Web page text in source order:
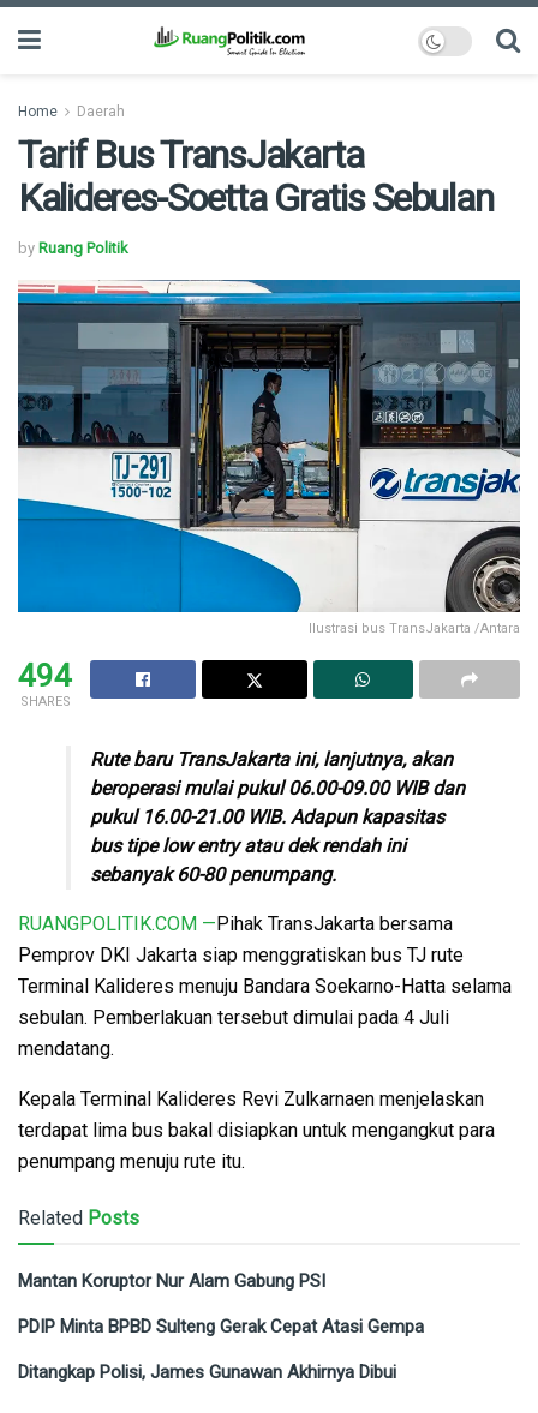
Home Daerah
Tarif Bus TransJakarta
Kalideres-Soetta Gratis Sebulan
by Ruang Politik
Ilustrasi bus TransJakarta /Antara
494
SHARES
Rute baru TransJakarta ini, lanjutnya, akan
beroperasi mulai pukul 06.00-09.00 WIB dan
pukul 16.00-21.00 WIB. Adapun kapasitas
bus tipe low entry atau dek rendah ini
sebanyak 60-80 penumpang.
RUANGPOLITIK.COM — Pihak TransJakarta bersama
Pemprov DKI Jakarta siap menggratiskan bus TJ rute
Terminal Kalideres menuju Bandara Soekarno-Hatta selama
sebulan. Pemberlakuan tersebut dimulai pada 4 Juli
mendatang.
Kepala Terminal Kalideres Revi Zulkarnaen menjelaskan
terdapat lima bus bakal disiapkan untuk mengangkut para
penumpang menuju rute itu.
Related Posts
Mantan Koruptor Nur Alam Gabung PSI
PDIP Minta BPBD Sulteng Gerak Cepat Atasi Gempa
Ditangkap Polisi, James Gunawan Akhirnya Dibui